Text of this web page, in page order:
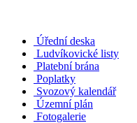
Úřední deska
Ludvíkovické listy
Platební brána
Poplatky
Svozový kalendář
Územní plán
Fotogalerie